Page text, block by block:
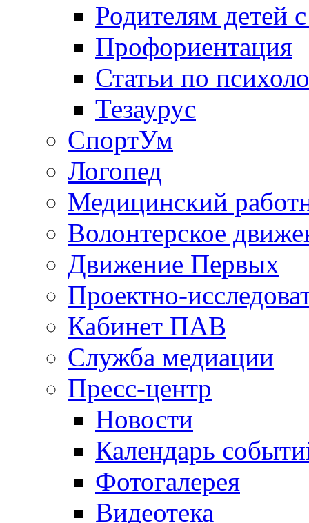
Родителям детей
Профориентация
Статьи по
Тезаурус
СпортУм
Логопед
Медицинский
Волонтерское
Движение Первых
Проектно-
Кабинет ПАВ
Служба медиации
Пресс-центр
Новости
Календарь
Фотогалерея
Видеотека